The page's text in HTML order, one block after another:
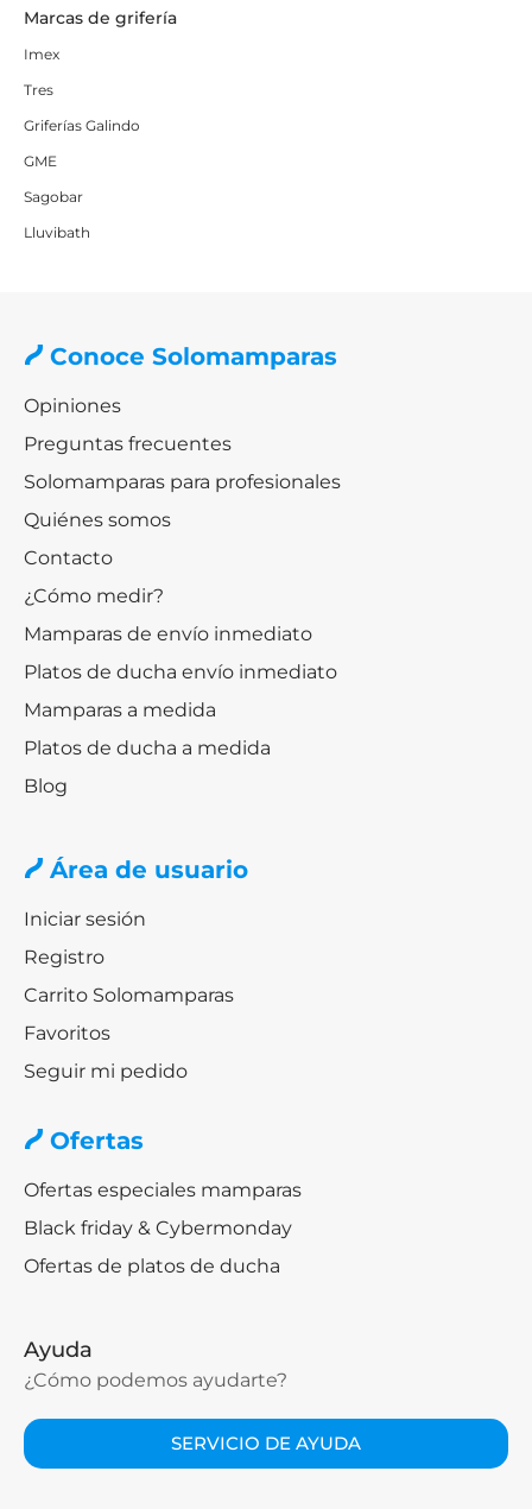
Marcas de grifería
Imex
Tres
Griferías Galindo
GME
Sagobar
Lluvibath
Conoce Solomamparas
Opiniones
Preguntas frecuentes
Solomamparas para profesionales
Quiénes somos
Contacto
¿Cómo medir?
Mamparas de envío inmediato
Platos de ducha envío inmediato
Mamparas a medida
Platos de ducha a medida
Blog
Área de usuario
Iniciar sesión
Registro
Carrito Solomamparas
Favoritos
Seguir mi pedido
Ofertas
Ofertas especiales mamparas
Black friday & Cybermonday
Ofertas de platos de ducha
Ayuda
¿Cómo podemos ayudarte?
SERVICIO DE AYUDA